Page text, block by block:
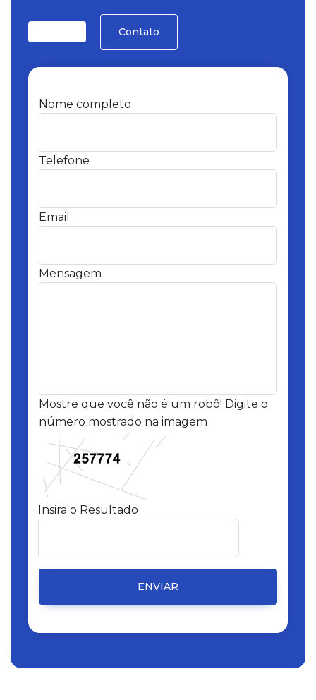
Contato
Nome completo
Telefone
Email
Mensagem
Mostre que você não é um robô! Digite o
número mostrado na imagem
Insira o Resultado
ENVIAR